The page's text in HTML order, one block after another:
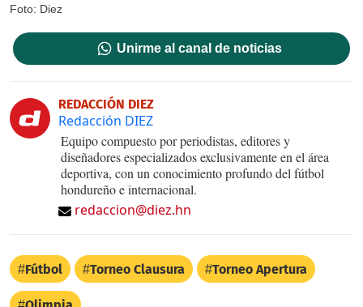
Foto: Diez
Unirme al canal de noticias
REDACCIÓN DIEZ
Redacción DIEZ
Equipo compuesto por periodistas, editores y
diseñadores especializados exclusivamente en el área
deportiva, con un conocimiento profundo del fútbol
hondureño e internacional.
redaccion@diez.hn
Fútbol Torneo Clausura Torneo Apertura